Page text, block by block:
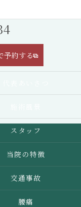
予約する
スタッフ
当院の特徴
交通事故
腰痛